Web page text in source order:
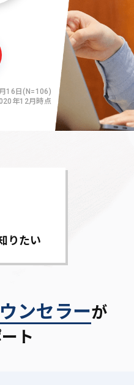
16日(N=106)
年12月時点
りたい
ンセラーが
ト